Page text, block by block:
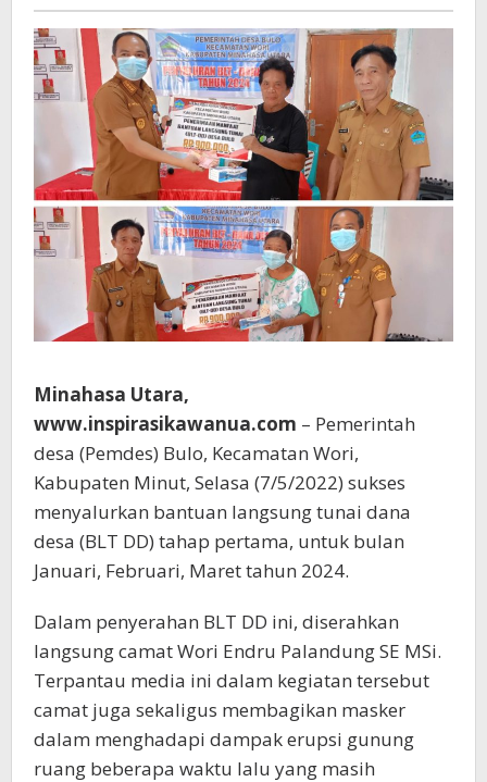
Minahasa Utara,
www.inspirasikawanua.com – Pemerintah
desa (Pemdes) Bulo, Kecamatan Wori,
Kabupaten Minut, Selasa (7/5/2022) sukses
menyalurkan bantuan langsung tunai dana
desa (BLT DD) tahap pertama, untuk bulan
Januari, Februari, Maret tahun 2024.
Dalam penyerahan BLT DD ini, diserahkan
langsung camat Wori Endru Palandung SE MSi.
Terpantau media ini dalam kegiatan tersebut
camat juga sekaligus membagikan masker
dalam menghadapi dampak erupsi gunung
ruang beberapa waktu lalu yang masih